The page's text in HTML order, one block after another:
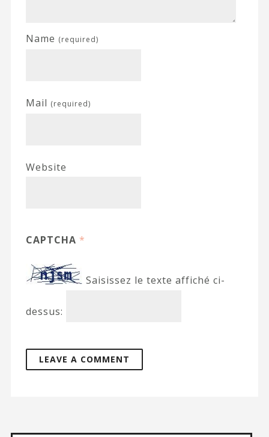
Name (required)
Mail (required)
Website
CAPTCHA *
Saisissez le texte affiché ci-
dessus: